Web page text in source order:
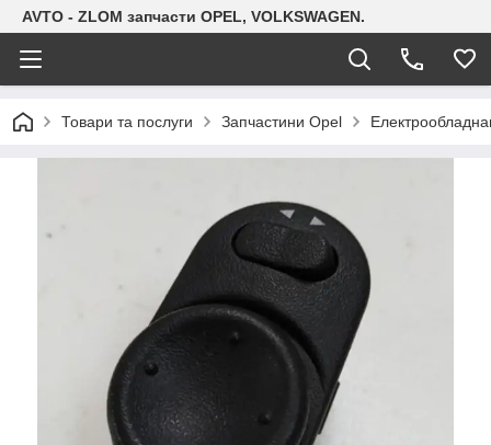
AVTO - ZLOM запчасти OPEL, VOLKSWAGEN.
Товари та послуги Запчастини Opel